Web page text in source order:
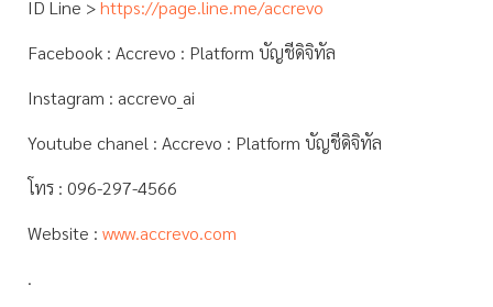
ID Line >https://page.line.me/accrevo
Facebook : Accrevo : Platform บัญชีดิจิทัล
Instagram : accrevo_ai
Youtube chanel : Accrevo : Platform บัญชีดิจิทัล
โทร : 096-297-4566
Website : www.accrevo.com
.